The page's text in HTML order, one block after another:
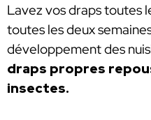
Lavez vos draps toutes
toutes les deux
développement des
draps propres
insectes.